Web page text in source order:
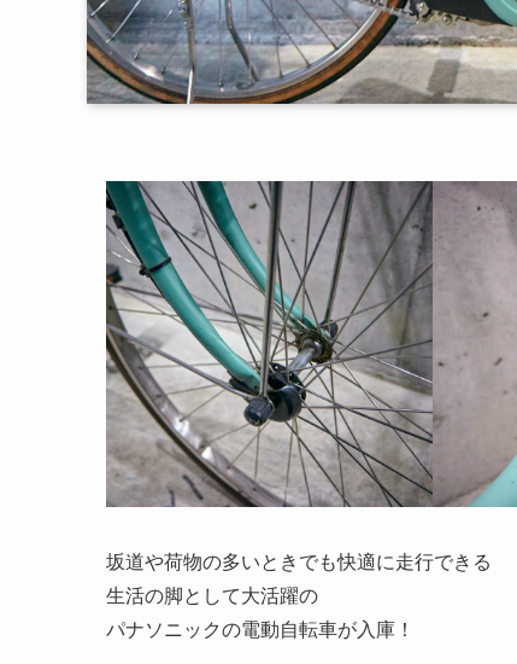
坂道や荷物の多いときでも快適に走行できる
生活の脚として大活躍の
パナソニックの電動自転車が入庫！